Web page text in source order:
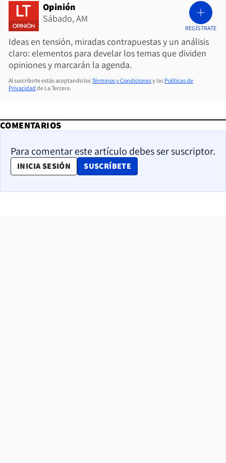
Opinión
Sábado, AM
Ideas en tensión, miradas contrapuestas y un análisis
claro: elementos para develar los temas que dividen
opiniones y marcarán la agenda.
REGÍSTRATE
Al suscribirte estás aceptando losTérminos y Condicionesy las Políticas de
Privacidad de La Tercera.
COMENTARIOS
Para comentar este artículo debes ser suscriptor.
INICIA SESIÓN SUSCRÍBETE
OPENS IN NEW WINDOW